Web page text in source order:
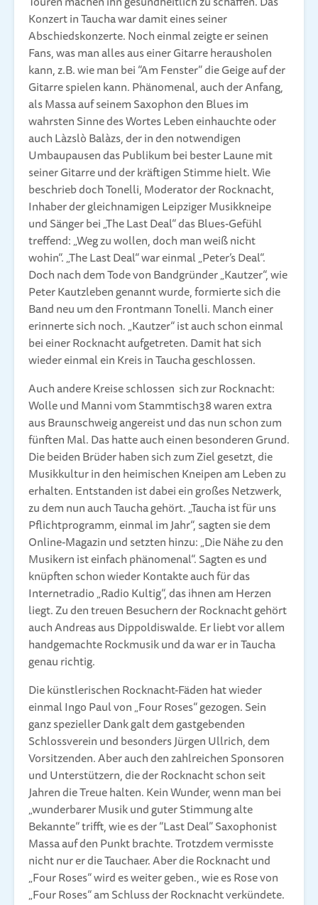
Konzert in Taucha war damit eines seiner
Abschiedskonzerte. Noch einmal zeigte er seinen
Fans, was man alles aus einer Gitarre herausholen
kann, z.B. wie man bei “Am Fenster” die Geige auf der
Gitarre spielen kann. Phänomenal, auch der Anfang,
als Massa auf seinem Saxophon den Blues im
wahrsten Sinne des Wortes Leben einhauchte oder
auch Làzslò Balàzs, der in den notwendigen
Umbaupausen das Publikum bei bester Laune mit
seiner Gitarre und der kräftigen Stimme hielt. Wie
beschrieb doch Tonelli, Moderator der Rocknacht,
Inhaber der gleichnamigen Leipziger Musikkneipe
und Sänger bei „The Last Deal“ das Blues-Gefühl
treffend: „Weg zu wollen, doch man weiß nicht
wohin“. „The Last Deal“ war einmal „Peter’s Deal“.
Doch nach dem Tode von Bandgründer „Kautzer“, wie
Peter Kautzleben genannt wurde, formierte sich die
Band neu um den Frontmann Tonelli. Manch einer
erinnerte sich noch. „Kautzer“ ist auch schon einmal
bei einer Rocknacht aufgetreten. Damit hat sich
wieder einmal ein Kreis in Taucha geschlossen.
Auch andere Kreise schlossen sich zur Rocknacht:
Wolle und Manni vom Stammtisch38 waren extra
aus Braunschweig angereist und das nun schon zum
fünften Mal. Das hatte auch einen besonderen Grund.
Die beiden Brüder haben sich zum Ziel gesetzt, die
Musikkultur in den heimischen Kneipen am Leben zu
erhalten. Entstanden ist dabei ein großes Netzwerk,
zu dem nun auch Taucha gehört. „Taucha ist für uns
Pflichtprogramm, einmal im Jahr“, sagten sie dem
Online-Magazin und setzten hinzu: „Die Nähe zu den
Musikern ist einfach phänomenal“. Sagten es und
knüpften schon wieder Kontakte auch für das
Internetradio „Radio Kultig“, das ihnen am Herzen
liegt. Zu den treuen Besuchern der Rocknacht gehört
auch Andreas aus Dippoldiswalde. Er liebt vor allem
handgemachte Rockmusik und da war er in Taucha
genau richtig.
Die künstlerischen Rocknacht-Fäden hat wieder
einmal Ingo Paul von „Four Roses“ gezogen. Sein
ganz spezieller Dank galt dem gastgebenden
Schlossverein und besonders Jürgen Ullrich, dem
Vorsitzenden. Aber auch den zahlreichen Sponsoren
und Unterstützern, die der Rocknacht schon seit
Jahren die Treue halten. Kein Wunder, wenn man bei
„wunderbarer Musik und guter Stimmung alte
Bekannte“ trifft, wie es der “Last Deal” Saxophonist
Massa auf den Punkt brachte. Trotzdem vermisste
nicht nur er die Tauchaer. Aber die Rocknacht und
„Four Roses“ wird es weiter geben., wie es Rose von
„Four Roses“ am Schluss der Rocknacht verkündete.